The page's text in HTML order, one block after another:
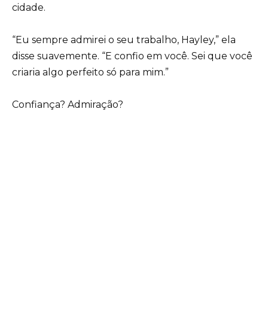
cidade.
“Eu sempre admirei o seu trabalho, Hayley,” ela
disse suavemente. “E confio em você. Sei que você
criaria algo perfeito só para mim.”
Confiança? Admiração?